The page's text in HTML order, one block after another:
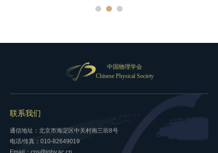
中国物理学会
Chinese Physical Society
联系我们
通信地址：北京市海淀区中关村南三街8号
电话/传真：010-82649019